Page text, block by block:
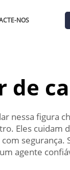
NOS
de
nessa figura
Eles cuidam
segurança.
agente